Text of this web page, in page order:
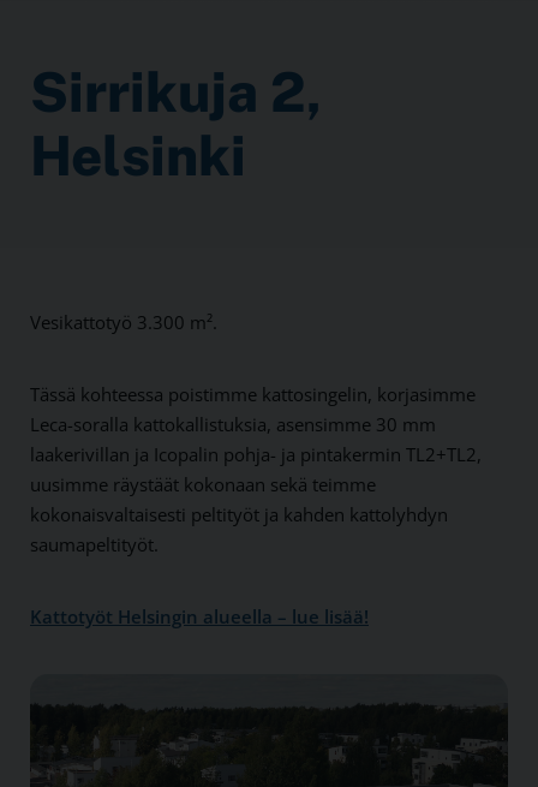
Sirrikuja 2,
Helsinki
Vesikattotyö 3.300 m².
Tässä kohteessa poistimme kattosingelin, korjasimme
Leca-soralla kattokallistuksia, asensimme 30 mm
laakerivillan ja Icopalin pohja- ja pintakermin TL2+TL2,
uusimme räystäät kokonaan sekä teimme
kokonaisvaltaisesti peltityöt ja kahden kattolyhdyn
saumapeltityöt.
Kattotyöt Helsingin alueella – lue lisää!